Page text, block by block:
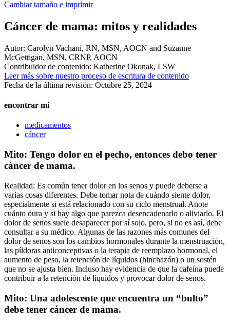
Cambiar tamaño e imprimir
Cáncer de mama: mitos y realidades
Autor: Carolyn Vachani, RN, MSN, AOCN and Suzanne
McGettigan, MSN, CRNP, AOCN
Contribuidor de contenido: Katherine Okonak, LSW
Leer más sobre nuestro proceso de escritura de contenido
Fecha de la última revisión: Octubre 25, 2024
encontrar mi
medicamentos
cáncer
Mito: Tengo dolor en el pecho, entonces debo tener
cáncer de mama.
Realidad: Es común tener dolor en los senos y puede deberse a
varias cosas diferentes. Debe tomar nota de cuándo siente dolor,
especialmente si está relacionado con su ciclo menstrual. Anote
cuánto dura y si hay algo que parezca desencadenarlo o aliviarlo. El
dolor de senos suele desaparecer por sí solo, pero, si no es así, debe
consultar a su médico. Algunas de las razones más comunes del
dolor de senos son los cambios hormonales durante la menstruación,
las píldoras anticonceptivas o la terapia de reemplazo hormonal, el
aumento de peso, la retención de líquidos (hinchazón) o un sostén
que no se ajusta bien. Incluso hay evidencia de que la cafeína puede
contribuir a la retención de líquidos y provocar dolor de senos.
Mito: Una adolescente que encuentra un “bulto”
debe tener cáncer de mama.